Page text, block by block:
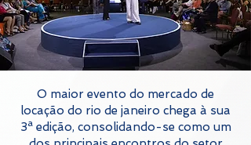
O maior evento do mercado de
locação do rio de janeiro chega à sua
3ª edição, consolidando-se como um